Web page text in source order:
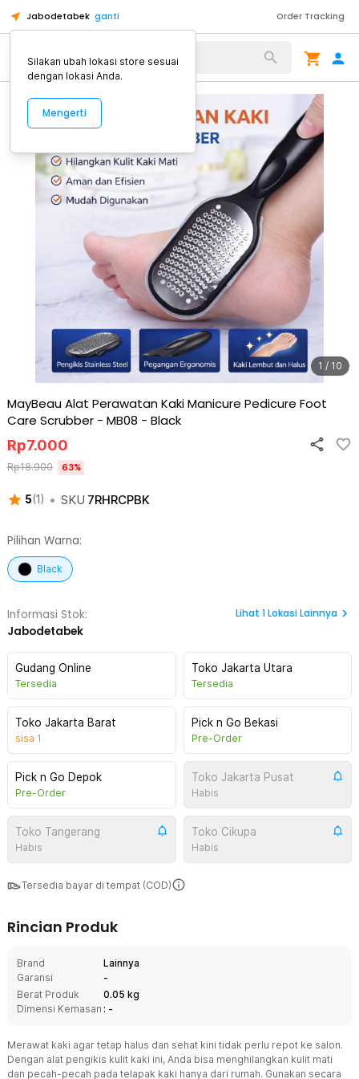
Jabodetabek ganti Order Tracking
Alat Kopi
1 / 10
MayBeau Alat Perawatan Kaki Manicure Pedicure Foot
Care Scrubber - MB08 - Black
5(1 ) • SKU 7RHRCPBK
Rp7.000
Rp18.900 63%
Pilihan Warna:
Black
Informasi Stok:
Jabodetabek
Lihat 1Lokasi Lainnya
Gudang Online
Tersedia
Toko Jakarta Utara
Tersedia
Toko Jakarta Barat
sisa 1
Pick n Go Bekasi
Pre-Order
Pick n Go Depok
Pre-Order
Toko Jakarta Pusat
Habis
Toko Tangerang
Habis
Toko Cikupa
Habis
Tersedia bayar di tempat (COD)
Rincian Produk
Brand
Lainnya
Garansi
-
Berat Produk
0.05 kg
Dimensi Kemasan : -
Merawat kaki agar tetap halus dan sehat kini tidak perlu repot ke salon.
Dengan alat pengikis kulit kaki ini, Anda bisa menghilangkan kulit mati
dan pecah-pecah pada telapak kaki hanya dari rumah. Gunakan secara
Silakan ubah lokasi store sesuai
dengan lokasi Anda.
Mengerti